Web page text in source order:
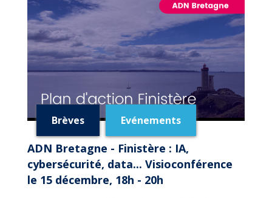
Brèves Evénements
ADN Bretagne - Finistère : IA,
cybersécurité, data... Visioconférence
le 15 décembre, 18h - 20h